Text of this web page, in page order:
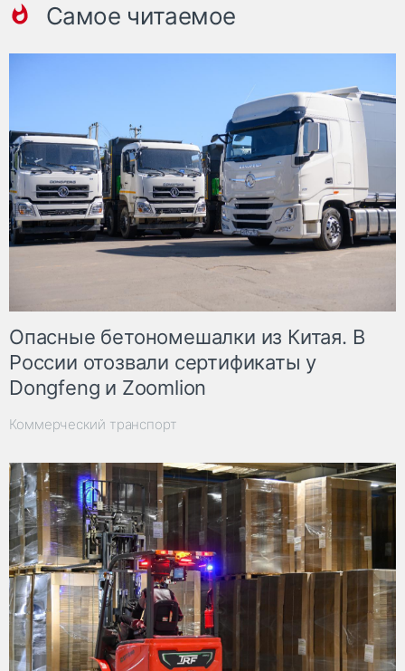
Самое читаемое
Опасные бетономешалки из Китая. В
России отозвали сертификаты у
Dongfeng и Zoomlion
Коммерческий транспорт